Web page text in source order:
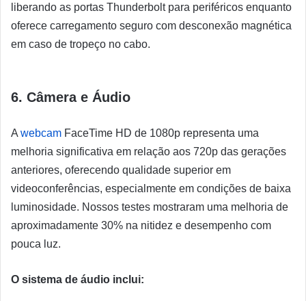
liberando as portas Thunderbolt para periféricos enquanto
oferece carregamento seguro com desconexão magnética
em caso de tropeço no cabo.
6. Câmera e Áudio
A webcam FaceTime HD de 1080p representa uma
melhoria significativa em relação aos 720p das gerações
anteriores, oferecendo qualidade superior em
videoconferências, especialmente em condições de baixa
luminosidade. Nossos testes mostraram uma melhoria de
aproximadamente 30% na nitidez e desempenho com
pouca luz.
O sistema de áudio inclui: